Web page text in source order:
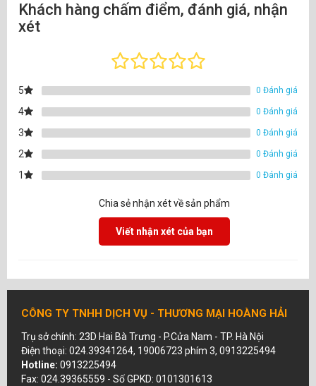
Khách hàng chấm điểm, đánh giá, nhận
xét
5 0 Đánh giá
4 0 Đánh giá
3 0 Đánh giá
2 0 Đánh giá
1 0 Đánh giá
Chia sẻ nhận xét về sản phẩm
Viết nhận xét của bạn
CÔNG TY TNHH DỊCH VỤ - THƯƠNG MẠI HOÀNG HẢI
Trụ sở chính: 23D Hai Bà Trưng - P.Cửa Nam - TP. Hà Nội
Điện thoại: 024.39341264, 19006723 phím 3, 0913225494
Hotline: 0913225494
Fax: 024.39365559 - Số GPKD: 0101301613